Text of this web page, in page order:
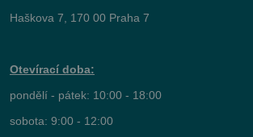
Haškova 7, 170 00 Praha 7
Otevírací doba:
pondělí - pátek: 10:00 - 18:00
sobota: 9:00 - 12:00